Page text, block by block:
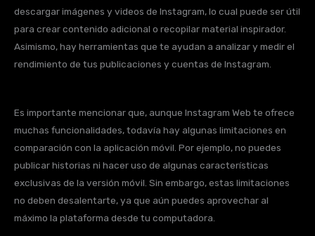
descargar imágenes y videos de Instagram, lo cual puede ser útil
para crear contenido adicional o recopilar material inspirador.
Asimismo, hay herramientas que te ayudan a analizar y medir el
rendimiento de tus publicaciones y cuentas de Instagram.
Es importante mencionar que, aunque Instagram Web te ofrece
muchas funcionalidades, todavía hay algunas limitaciones en
comparación con la aplicación móvil. Por ejemplo, no puedes
publicar historias ni hacer uso de algunas características
exclusivas de la versión móvil. Sin embargo, estas limitaciones
no deben desalentarte, ya que aún puedes aprovechar al
máximo la plataforma desde tu computadora.